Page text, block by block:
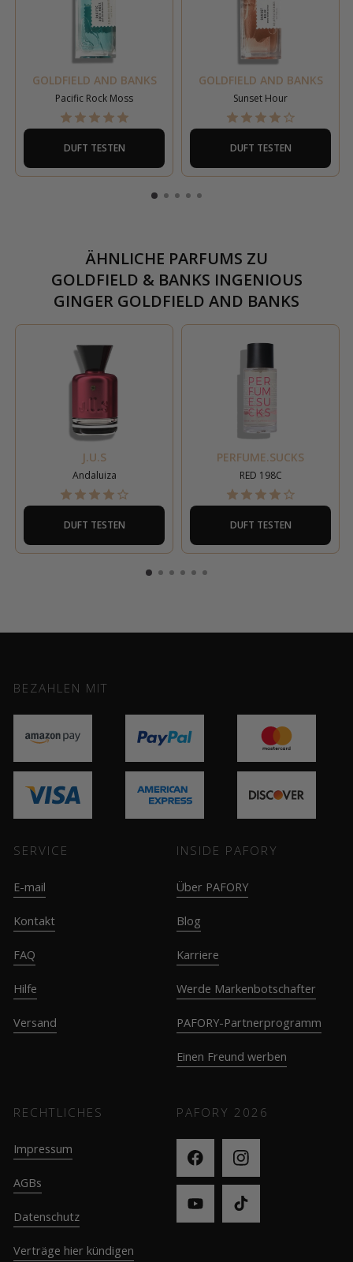
GOLDFIELD AND BANKS
Pacific Rock Moss
DUFT TESTEN
GOLDFIELD AND BANKS
Sunset Hour
DUFT TESTEN
ÄHNLICHE PARFUMS ZU
GOLDFIELD & BANKS INGENIOUS
GINGER GOLDFIELD AND BANKS
J.U.S
Andaluiza
DUFT TESTEN
PERFUME.SUCKS
RED 198C
DUFT TESTEN
BEZAHLEN MIT
SERVICE
E-mail
Kontakt
FAQ
Hilfe
Versand
INSIDE PAFORY
Über PAFORY
Blog
Karriere
Werde Markenbotschafter
PAFORY-Partnerprogramm
Einen Freund werben
RECHTLICHES
Impressum
AGBs
Datenschutz
Verträge hier kündigen
PAFORY 2026